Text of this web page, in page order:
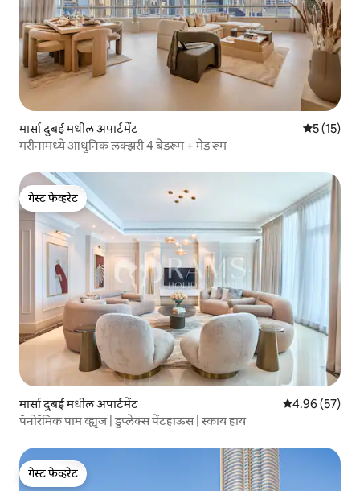
मार्सा दुबई मधील अपार्टमेंट 5 पैकी 5
5 (15)
मरीनामध्ये आधुनिक लक्झरी 4 बेडरूम + मेड रूम
गेस्ट फेव्हरेट
गेस्ट फेव्हरेट
मार्सा दुबई मधील अपार्टमेंट 5 पैकी 4.96
4.96 (57)
पॅनोरॅमिक पाम व्ह्यूज | डुप्लेक्स पेंटहाऊस | स्काय हाय
गेस्ट फेव्हरेट
गेस्ट फेव्हरेट